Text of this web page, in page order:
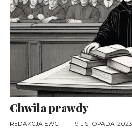
Chwila prawdy
REDAKCJA EWC — 9 LISTOPADA, 2023